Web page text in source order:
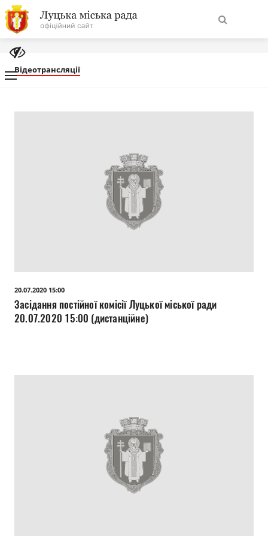
На
головну
НавігаціяПро місто
Міська рада
Бюджет
Прозорість влади
Документи
Відеотрансляції
20.07.2020 15:00
Засідання постійної комісії Луцької міської ради
20.07.2020 15:00 (дистанційне)